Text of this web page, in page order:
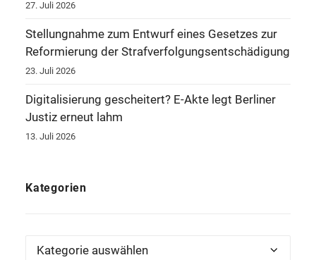
27. Juli 2026
Stellungnahme zum Entwurf eines Gesetzes zur
Reformierung der Strafverfolgungsentschädigung
23. Juli 2026
Digitalisierung gescheitert? E-Akte legt Berliner
Justiz erneut lahm
13. Juli 2026
Kategorien
Kategorien